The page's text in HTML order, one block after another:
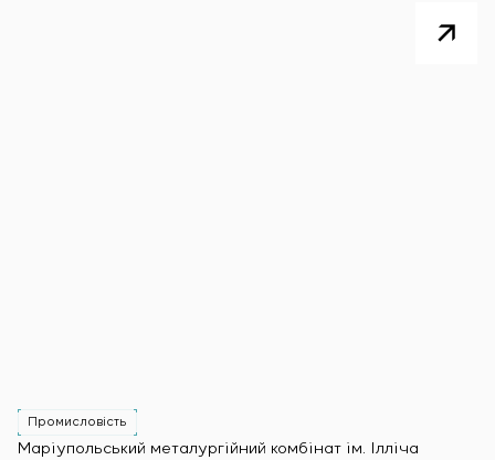
Промисловість
Маріупольський металургійний комбінат ім. Ілліча